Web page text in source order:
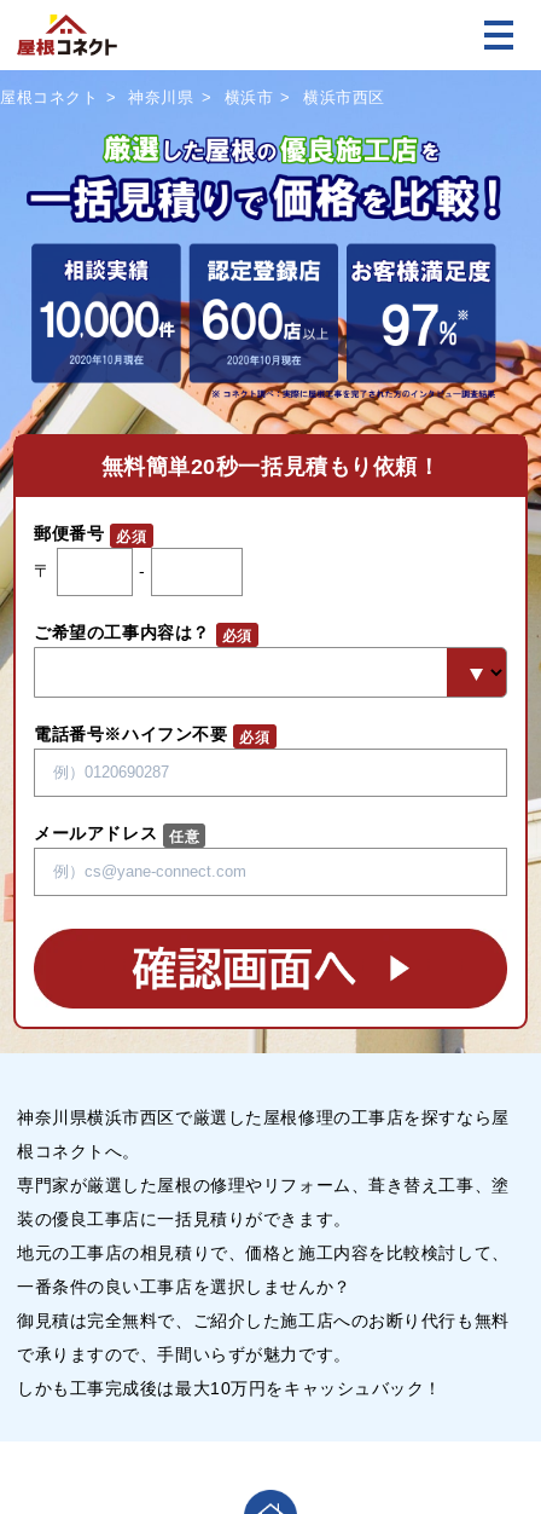
屋根コネクト 神奈川県 横浜市 横浜市西区
無料簡単20秒一括見積もり依頼！
郵便番号
〒
-
ご希望の工事内容は？
電話番号※ハイフン不要
メールアドレス
神奈川県横浜市西区で厳選した屋根修理の工事店を探すなら屋
根コネクトへ。
専門家が厳選した屋根の修理やリフォーム、葺き替え工事、塗
装の優良工事店に一括見積りができます。
地元の工事店の相見積りで、価格と施工内容を比較検討して、
一番条件の良い工事店を選択しませんか？
御見積は完全無料で、ご紹介した施工店へのお断り代行も無料
で承りますので、手間いらずが魅力です。
しかも工事完成後は最大10万円をキャッシュバック！